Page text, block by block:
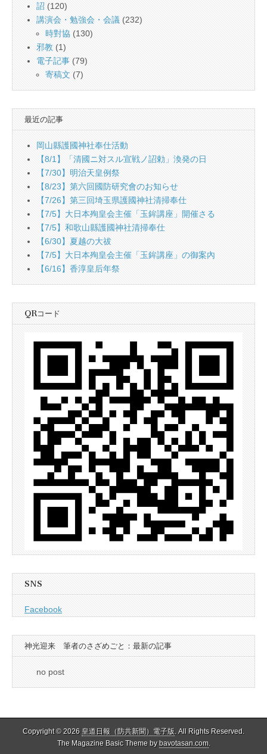
詔 (120)
講演会・勉強会・会議 (232)
時對協 (130)
邪教 (1)
電子記事 (79)
寄稿文 (7)
最近の記事
岡山縣護國神社奉仕活動
【8/1】「清國ニ対スル宣戦ノ詔勅」渙発の日
【7/30】明治天皇例祭
【8/23】第六回國防研究會のお知らせ
【7/26】第三回埼玉県護國神社清掃奉仕
【7/5】大日本殉皇会主催「玉鉾講座」開催さる
【7/5】和歌山縣護國神社清掃奉仕
【6/30】夏越の大祓
【7/5】大日本殉皇会主催「玉鉾講座」の御案內
【6/16】香淳皇后年祭
QRコード
SNS
Facebook
神光迎来 筆者のさざめごと：最新の記事
no post
Copyright © 2026 皇道日報（防共新聞）電子版. All Rights Reserved.
The Magazine Basic Theme bybavotasan.com.